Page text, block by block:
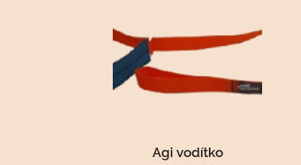
Agi vodítko